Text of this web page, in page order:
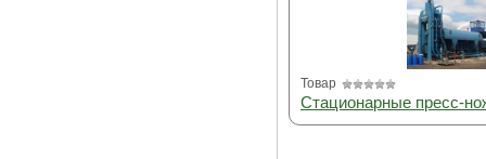
Товар
Стационарные пресс-